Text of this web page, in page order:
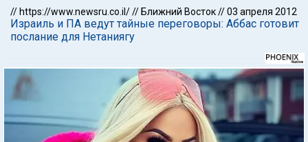
// https://www.newsru.co.il/// Ближний Восток//03 апреля 2012
Израиль и ПА ведут тайные переговоры: Аббас готовит
послание для Нетаниягу